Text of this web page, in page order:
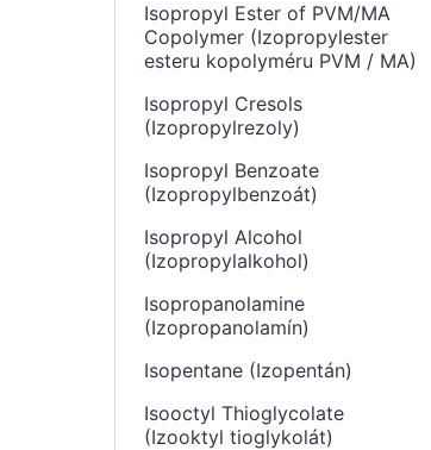
Isopropyl Ester of PVM/MA
Copolymer (Izopropylester
esteru kopolyméru PVM / MA)
Isopropyl Cresols
(Izopropylrezoly)
Isopropyl Benzoate
(Izopropylbenzoát)
Isopropyl Alcohol
(Izopropylalkohol)
Isopropanolamine
(Izopropanolamín)
Isopentane (Izopentán)
Isooctyl Thioglycolate
(Izooktyl tioglykolát)